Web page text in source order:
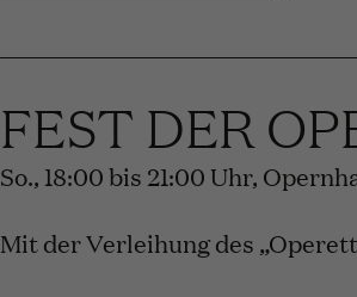
FEST DER
So., 18:00 bis 21:00 Uhr,
Mit der Verleihung des